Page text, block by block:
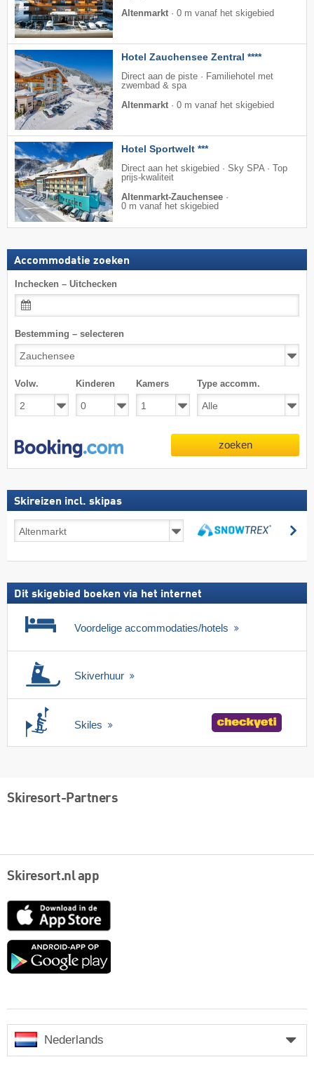
Altenmarkt · 0 m vanaf het skigebied
Hotel Zauchensee Zentral ****
Direct aan de piste · Familiehotel met
zwembad & spa
Altenmarkt · 0 m vanaf het skigebied
Hotel Sportwelt ***
Direct aan het skigebied · Sky SPA · Top
prijs-kwaliteit
Altenmarkt-Zauchensee ·
0 m vanaf het skigebied
Accommodatie zoeken
Inchecken – Uitchecken
Bestemming – selecteren
Volw. Kinderen Kamers Type accomm.
zoeken
Skireizen incl. skipas
incl.
Dit skigebied boeken via het internet
Voordelige accommodaties/hotels
Skiverhuur
Skiles
Skiresort-Partners
Skiresort.nl app
App
Google
Nederlands